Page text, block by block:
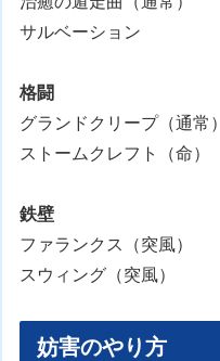
サルベーション
格闘
グランドクリープ（通常
ストームクレフト（命）
鉄壁
ファランクス（突風）
スウィング（突風）
妨害のやり方